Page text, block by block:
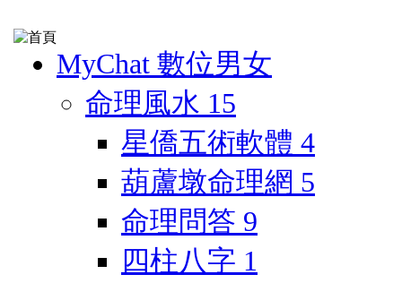
MyChat 數位男女
命理風水 15
星僑五術軟體 4
葫蘆墩命理網 5
命理問答 9
四柱八字 1